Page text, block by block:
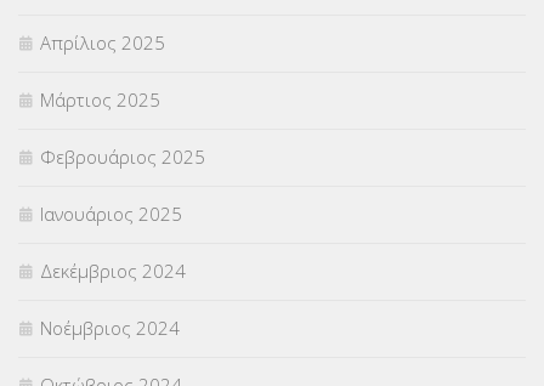
Απρίλιος 2025
Μάρτιος 2025
Φεβρουάριος 2025
Ιανουάριος 2025
Δεκέμβριος 2024
Νοέμβριος 2024